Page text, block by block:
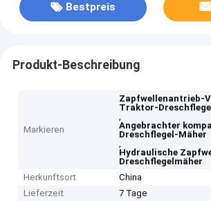
Bestpreis
Produkt-Beschreibung
Markieren
Zapfwellenantrieb-
Traktor-
,
Angebrachter
Dreschflegel-Mäher
,
Hydraulische
Dreschflegelmäher
Herkunftsort
China
Lieferzeit
7 Tage